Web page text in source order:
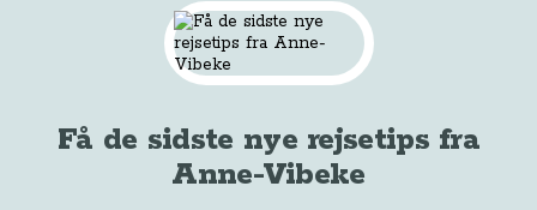
Få de sidste nye rejsetips fra
Anne-Vibeke